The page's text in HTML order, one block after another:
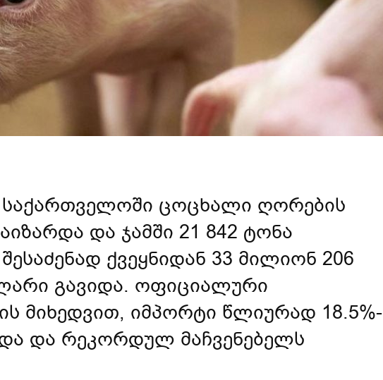
საქართველოში ცოცხალი ღორების
და ჯამში 21 842 ტონა
ქვეყნიდან 33 მილიონ 206
გავიდა. ოფიციალური
მიხედვით, იმპორტი წლიურად 18.5%-
და რეკორდულ მაჩვენებელს